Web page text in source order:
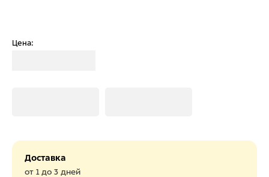
Цена:
Доставка
от 1 до 3 дней